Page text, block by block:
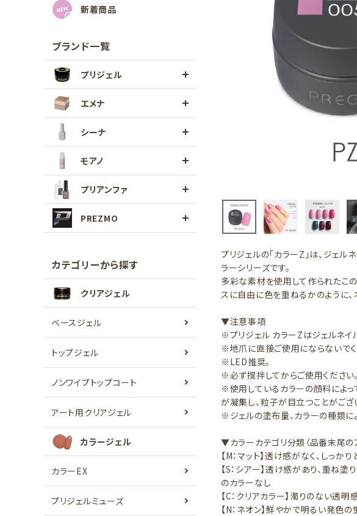
新着商品
ブランド一覧
プリジェル
エメナ
シーナ
モアノ
プリアンファ
PREZMO
カテゴリーから探す
クリアジェル
ベースジェル
トップジェル
ノンワイプトップコート
アート用クリアジェル
カラージェル
カラーEX
プリジェルミューズ
プリジェルの「カラーZ」は、ジェ
ラーシリーズです。
多彩な素材を使用して作られたこ
スに自由に色を重ねるかのように、
▼注意事項
※プリジェル カラーZはジェルネイ
※地爪に直接ご使用にならないでく
※LED推奨。
※必ず撹拌してからご使用ください。
※使用しているカラーの顔料によ
が凝集し、粒子が目立つことがござ
※ジェルの塗布量、カラーの種類
▼カラーカテゴリ分類（品番末尾の
【M：マット】透け感がなく、しっか
【S：シアー】透け感があり、重
のカラーなし
【C：クリアカラー】濁りのない透明
【N：ネオン】鮮やかで明るい発色